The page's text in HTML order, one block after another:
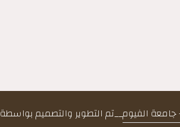
- جامعة الفيوم__تم التطوير والتصميم بواسطة